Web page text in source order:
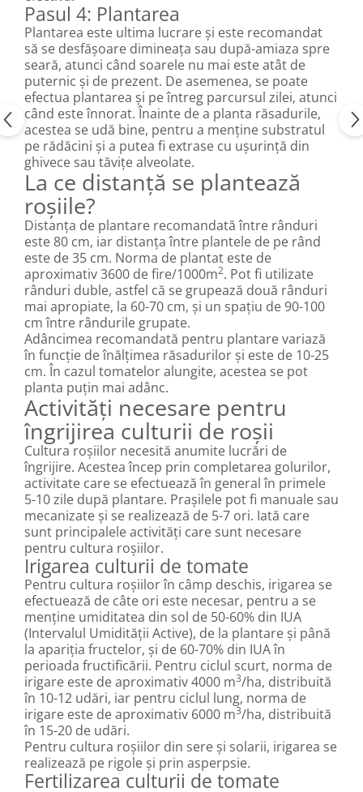
Pasul 4: Plantarea
Plantarea este ultima lucrare și este recomandat
să se desfășoare dimineața sau după-amiaza spre
seară, atunci când soarele nu mai este atât de
puternic și de prezent. De asemenea, se poate
efectua plantarea și pe întreg parcursul zilei, atunci
când este înnorat. Înainte de a planta răsadurile,
acestea se udă bine, pentru a menține substratul
pe rădăcini și a putea fi extrase cu ușurință din
ghivece sau tăvițe alveolate.
La ce distanță se plantează
roșiile?
Distanța de plantare recomandată între rânduri
este 80 cm, iar distanța între plantele de pe rând
este de 35 cm. Norma de plantat este de
aproximativ 3600 de fire/1000m2. Pot fi utilizate
rânduri duble, astfel că se grupează două rânduri
mai apropiate, la 60-70 cm, și un spațiu de 90-100
cm între rândurile grupate.
Adâncimea recomandată pentru plantare variază
în funcție de înălțimea răsadurilor și este de 10-25
cm. În cazul tomatelor alungite, acestea se pot
planta puțin mai adânc.
Activități necesare pentru
îngrijirea culturii de roșii
Cultura roșiilor necesită anumite lucrări de
îngrijire. Acestea încep prin completarea golurilor,
activitate care se efectuează în general în primele
5-10 zile după plantare. Prașilele pot fi manuale sau
mecanizate și se realizează de 5-7 ori. Iată care
sunt principalele activități care sunt necesare
pentru cultura roșiilor.
Irigarea culturii de tomate
Pentru cultura roșiilor în câmp deschis, irigarea se
efectuează de câte ori este necesar, pentru a se
menține umiditatea din sol de 50-60% din IUA
(Intervalul Umidității Active), de la plantare și până
la apariția fructelor, și de 60-70% din IUA în
perioada fructificării. Pentru ciclul scurt, norma de
irigare este de aproximativ 4000 m3/ha, distribuită
în 10-12 udări, iar pentru ciclul lung, norma de
irigare este de aproximativ 6000 m3/ha, distribuită
în 15-20 de udări.
Pentru cultura roșiilor din sere și solarii, irigarea se
realizează pe rigole și prin asperpsie.
Fertilizarea culturii de tomate